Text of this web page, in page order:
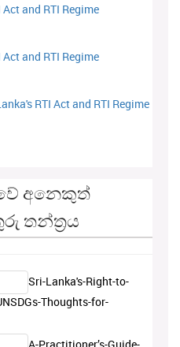
and RTI Regime
and RTI Regime
RTI Act and RTI Regime
අනෙකුත්
තන්ත්‍රය
Sri-Lanka's-Right-to-
Thoughts-for-
A-Practitioner’s-Guide-